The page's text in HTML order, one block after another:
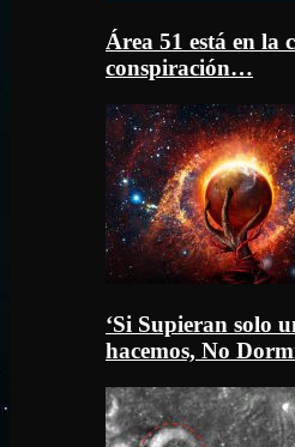
Área 51 está en la
conspiración…
‘Si Supieran solo
hacemos, No